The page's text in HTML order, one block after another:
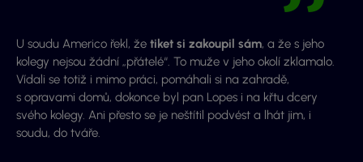
U soudu Americo řekl, že tiket si zakoupil sám, a že s jeho
kolegy nejsou žádní „přátelé“. To muže v jeho okolí zklamalo.
Vídali se totiž i mimo práci, pomáhali si na zahradě,
s opravami domů, dokonce byl pan Lopes i na křtu dcery
svého kolegy. Ani přesto se je neštítil podvést a lhát jim, i
soudu, do tváře.